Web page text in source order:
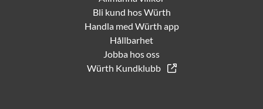
Bli kund hos Würth
Handla med Würth app
Hållbarhet
Jobba hos oss
Würth Kundklubb